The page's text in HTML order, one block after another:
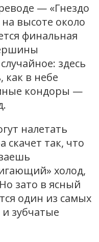
— «Гнездо
высоте около
финальная
здесь
как в небе
кондоры —
налетать
скачет так, что
холод,
зато в ясный
один из самых
зубчатые